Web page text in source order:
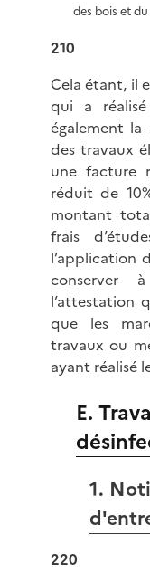
des bois et
210
Cela étant, il
qui a réalisé
également
des travaux
une facture
réduit de
montant
frais
l’application
conserver
l’attestation
que les
travaux ou
ayant réalisé
E.
1.
220